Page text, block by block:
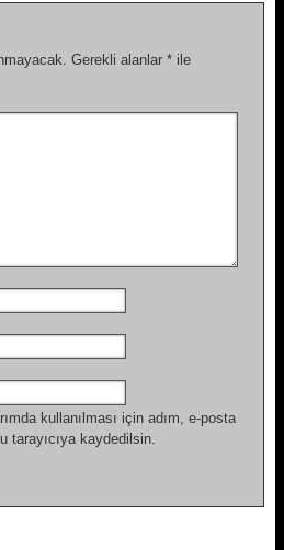
Gerekli alanlar * ile
kullanılması için adım, e-posta
tarayıcıya kaydedilsin.